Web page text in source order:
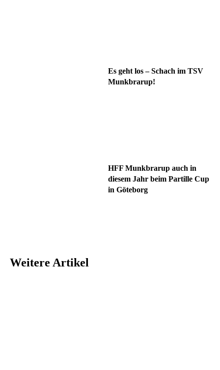
Es geht los – Schach im TSV
Munkbrarup!
HFF Munkbrarup auch in
diesem Jahr beim Partille Cup
in Göteborg
Weitere Artikel